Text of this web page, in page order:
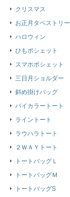
クリスマス
お正月タペストリー
ハロウィン
ひもポシェット
スマホポシェット
三日月ショルダー
斜め掛けバッグ
バイカラートート
ライントート
ラウハラトート
２ＷＡＹトート
トートバッグＬ
トートバッグＭ
トートバッグS